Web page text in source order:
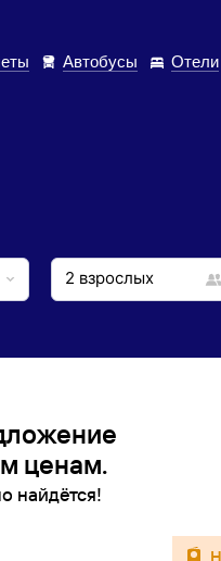
Автобусы Отели
ценам.
найдётся!